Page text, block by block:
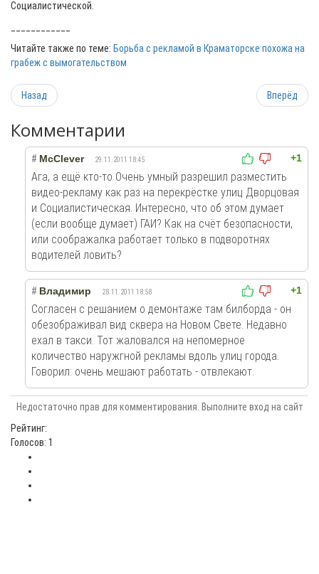
Социалистической.
Читайте также по теме: Борьба с рекламой в Краматорске похожа на
грабеж с вымогательством
Назад Вперёд
Комментарии
+1
# McClever 29.11.2011 18:45
Ага, а ещё кто-то Очень умный разрешил разместить
видео-рекламу как раз на перекрёстке улиц Дворцовая
и Социалистическая. Интересно, что об этом думает
(если вообще думает) ГАИ? Как на счёт безопасности,
или соображалка работает только в подворотнях
водителей ловить?
+1
# Владимир 28.11.2011 18:58
Согласен с решанием о демонтаже там билборда - он
обезображивал вид сквера на Новом Свете. Недавно
ехал в такси. Тот жаловался на непомерное
количество наружгной рекламы вдоль улиц города.
Говорил: очень мешают работать - отвлекают.
Недостаточно прав для комментирования. Выполните вход на сайт
Рейтинг:
Голосов: 1